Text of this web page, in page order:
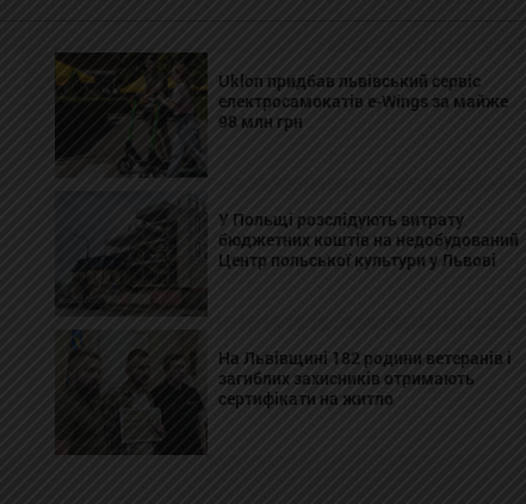
Uklon придбав львівський сервіс
електросамокатів e-Wings за майже
98 млн грн
У Польщі розслідують витрату
бюджетних коштів на недобудований
Центр польської культури у Львові
На Львівщині 182 родини ветеранів і
загиблих захисників отримають
сертифікати на житло